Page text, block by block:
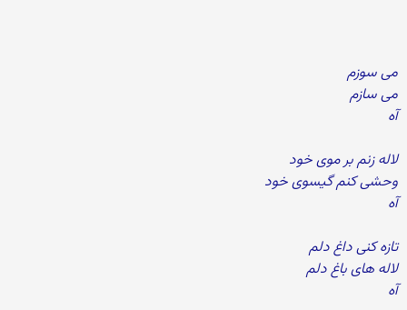
می سوزم
می سازم
آه
لاله زنم بر موی خود
وحشی کنم گیسوی خود
آه
تازه کنی داغ دلم
لاله های باغ دلم
آه